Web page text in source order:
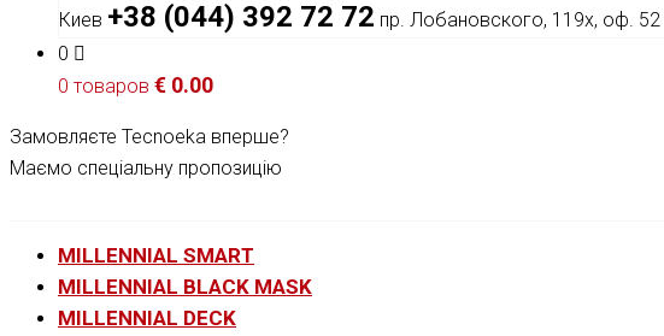
Киев +38 (044) 392 72 72 пр. Лобановского, 119х, оф. 52
0
0 товаров € 0.00
Замовляєте Tecnoeka вперше?
Маємо спеціальну пропозицію
MILLENNIAL SMART
MILLENNIAL BLACK MASK
MILLENNIAL DECK